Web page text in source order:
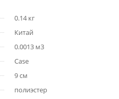
0.14 кг
Китай
0.0013 м3
Case
9 см
полиэстер